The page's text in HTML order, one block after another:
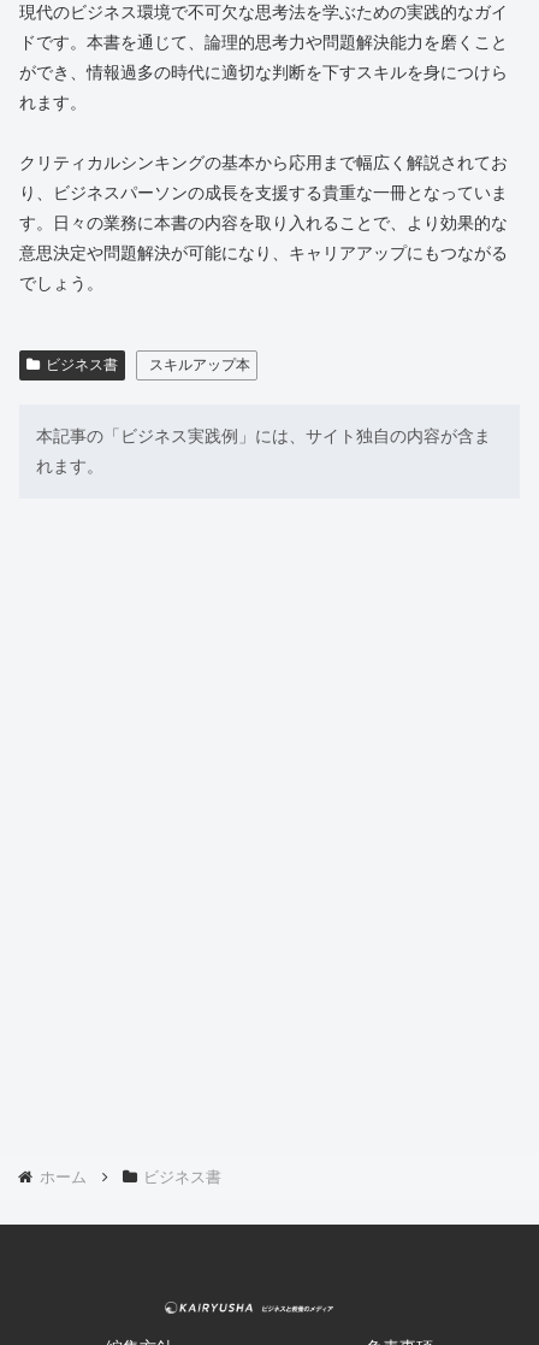
現代のビジネス環境で不可欠な思考法を学ぶための実践的なガイ
ドです。本書を通じて、論理的思考力や問題解決能力を磨くこと
ができ、情報過多の時代に適切な判断を下すスキルを身につけら
れます。
クリティカルシンキングの基本から応用まで幅広く解説されてお
り、ビジネスパーソンの成長を支援する貴重な一冊となっていま
す。日々の業務に本書の内容を取り入れることで、より効果的な
意思決定や問題解決が可能になり、キャリアアップにもつながる
でしょう。
ビジネス書 スキルアップ本
本記事の「ビジネス実践例」には、サイト独自の内容が含ま
れます。
ホーム ビジネス書